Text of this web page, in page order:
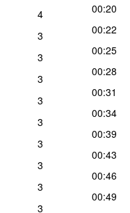
4
3
3
3
3
3
3
3
3
3
00:20
00:22
00:25
00:28
00:31
00:34
00:39
00:43
00:46
00:49